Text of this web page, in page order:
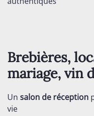
Brebières,
mariage, vin
Un salon de réception
vie